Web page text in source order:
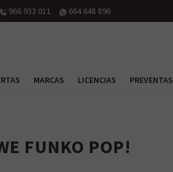
966 933 011 664 648 896
MARCAS LICENCIAS PREVENTAS
FUNKO POP!